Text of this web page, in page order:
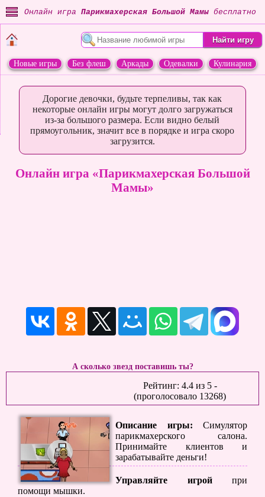
Онлайн игра Парикмахерская Большой Мамы бесплатно
Новые игры Без флеш Аркады Одевалки
Кулинария
Дорогие девочки, будьте терпеливы, так как
некоторые онлайн игры могут долго загружаться
из-за большого размера. Если видно белый
прямоугольник, значит все в порядке и игра скоро
загрузится.
Онлайн игра «Парикмахерская Большой
Мамы»
А сколько звезд поставишь ты?
Рейтинг: 4.4из 5-
(проголосовало 13268)
Описание игры: Симулятор
парикмахерского салона.
Принимайте клиентов и
зарабатывайте деньги!
Управляйте игройпри
помощи мышки.